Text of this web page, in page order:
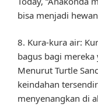
bisa menjadi
8. Kura-kura air:
bagus bagi
Menurut Turtle
keindahan
menyenangkan di